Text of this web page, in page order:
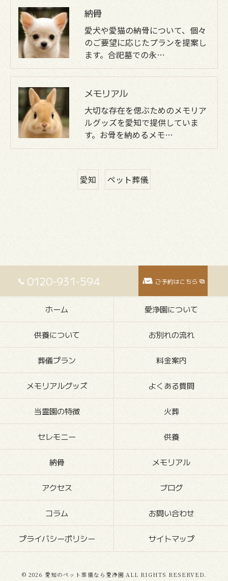
納骨
愛犬や愛猫の納骨について、個々
のご要望に応じたプランを提案し
ます。合祀墓での永…
メモリアル
大切な存在を偲ぶためのメモリア
ルグッズを愛知で提供していま
す。お骨を納めるメモ…
愛知 ペット葬儀
0120-931-594 ご予約はこちら
ホーム 愛浄園について
供養について お別れの流れ
葬儀プラン 料金案内
メモリアルグッズ よくある質問
当霊園の特徴 火葬
セレモニー 供養
納骨 メモリアル
アクセス ブログ
コラム お問い合わせ
プライバシーポリシー サイトマップ
© 2026 愛知のペット葬儀なら愛浄園 ALL RIGHTS RESERVED.